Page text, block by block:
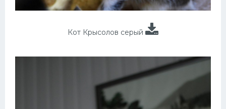
Кот Крысолов серый